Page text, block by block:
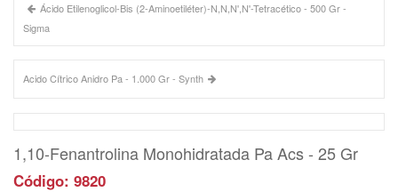
Ácido Etilenoglicol-Bis (2-Aminoetiléter)-N,N,N',N'-Tetracético - 500 Gr -
Sigma
Acido Cítrico Anidro Pa - 1.000 Gr - Synth
1,10-Fenantrolina Monohidratada Pa Acs - 25 Gr
Código: 9820